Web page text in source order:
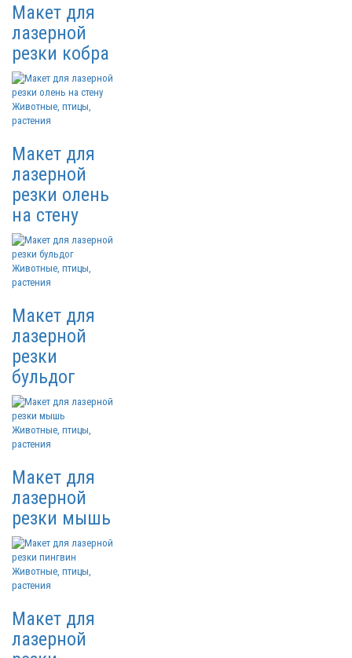
Макет для
лазерной
резки кобра
Животные, птицы,
растения
Макет для
лазерной
резки олень
на стену
Животные, птицы,
растения
Макет для
лазерной
резки
бульдог
Животные, птицы,
растения
Макет для
лазерной
резки мышь
Животные, птицы,
растения
Макет для
лазерной